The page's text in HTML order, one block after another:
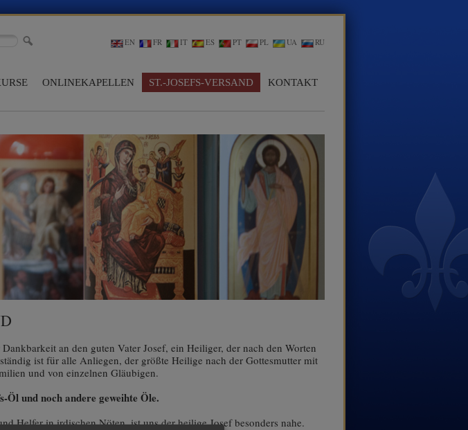
EN FR IT ES PT PL UA RU
ONLINEKAPELLEN ST.-JOSEFS-VERSAND KONTAKT
an den guten Vater Josef, ein Heiliger, der nach den Worten
ist für alle Anliegen, der größte Heilige nach der Gottesmutter mit
und von einzelnen Gläubigen.
Öl und noch andere geweihte Öle.
Helfer in irdischen Nöten, ist uns der heilige Josef besonders nahe.